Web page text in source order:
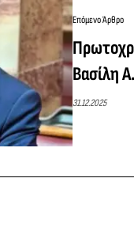
Επόμενο Άρθρο
Βασίλη
31.12.2025